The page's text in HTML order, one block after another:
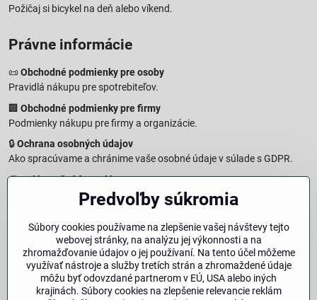
Požičaj si bicykel na deň alebo víkend.
Právne informácie
📜 Obchodné podmienky pre osoby
Pravidlá nákupu pre spotrebiteľov.
🏢 Obchodné podmienky pre firmy
Podmienky nákupu pre firmy a organizácie.
🔒Ochrana osobných údajov
Ako spracúvame a chránime vaše osobné údaje v súlade s GDPR.
🧾Reklamačný formulár
Jednoduché podanie reklamácie
Vzorový formulár pre odstúpenie od zmluvy a vrátenie tovaru.
Právna doložka – Autorské práva
Informácie o ochrane obsahu, značiek a fotografií vrátane
podmienok.
Predvoľby súkromia
Súbory cookies používame na zlepšenie vašej návštevy tejto
webovej stránky, na analýzu jej výkonnosti a na
zhromažďovanie údajov o jej používaní. Na tento účel môžeme
využívať nástroje a služby tretích strán a zhromaždené údaje
môžu byť odovzdané partnerom v EÚ, USA alebo iných
krajinách. Súbory cookies na zlepšenie relevancie reklám